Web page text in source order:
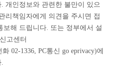
개인정보와 관련한 불만이 있으
리책임자에게 의견을 주시면 접
해 드립니다. 또는 정부에서 설
고센터
02-1336, PC통신 go eprivacy)에
.